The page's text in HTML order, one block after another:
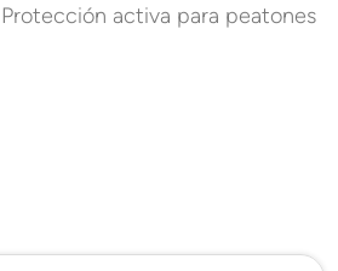
Protección activa para peatones